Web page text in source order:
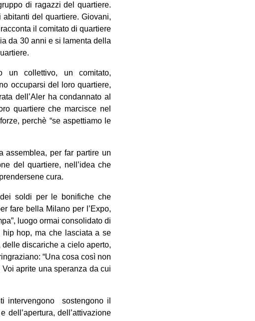
di ragazzi del quartiere.
del quartiere. Giovani,
il comitato di quartiere
da 30 anni e si lamenta della
un collettivo, un comitato,
occuparsi del loro quartiere,
dell’Aler ha condannato al
quartiere che marcisce nel
perchè “se aspettiamo le
assemblea, per far partire un
del quartiere, nell’idea che
cura.
soldi per le bonifiche che
fare bella Milano per l’Expo,
luogo ormai consolidato di
hop, ma che lasciata a se
discariche a cielo aperto,
“Una cosa così non
aprite una speranza da cui
intervengono sostengono il
dell’apertura, dell’attivazione